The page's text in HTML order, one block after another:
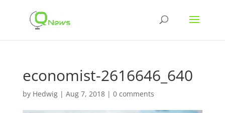
economist-2616646_640
by Hedwig| Aug 7, 2018| 0 comments